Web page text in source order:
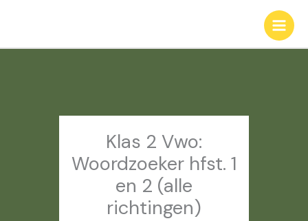
Klas 2 Vwo:
Woordzoeker hfst. 1
en 2 (alle
richtingen)